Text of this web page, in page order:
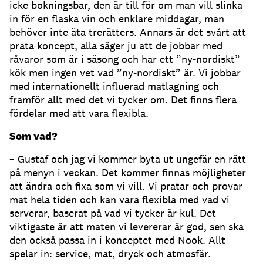
icke bokningsbar, den är till för om man vill slinka
in för en flaska vin och enklare middagar, man
behöver inte äta trerätters. Annars är det svårt att
prata koncept, alla säger ju att de jobbar med
råvaror som är i säsong och har ett ”ny-nordiskt”
kök men ingen vet vad ”ny-nordiskt” är. Vi jobbar
med internationellt influerad matlagning och
framför allt med det vi tycker om. Det finns flera
fördelar med att vara flexibla.
Som vad?
– Gustaf och jag vi kommer byta ut ungefär en rätt
på menyn i veckan. Det kommer finnas möjligheter
att ändra och fixa som vi vill. Vi pratar och provar
mat hela tiden och kan vara flexibla med vad vi
serverar, baserat på vad vi tycker är kul. Det
viktigaste är att maten vi levererar är god, sen ska
den också passa in i konceptet med Nook. Allt
spelar in: service, mat, dryck och atmosfär.